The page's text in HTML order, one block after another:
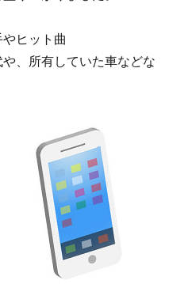
ヒット曲
、所有していた車などな